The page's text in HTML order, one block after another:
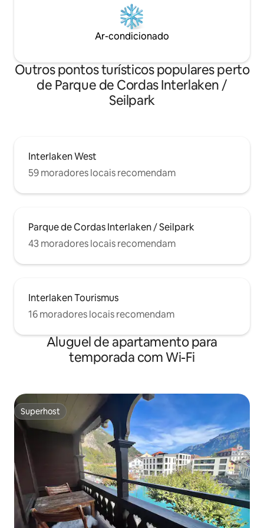
Ar-condicionado
Outros pontos turísticos populares perto
de Parque de Cordas Interlaken /
Seilpark
Interlaken West
59 moradores locais recomendam
Parque de Cordas Interlaken / Seilpark
43 moradores locais recomendam
Interlaken Tourismus
16 moradores locais recomendam
Aluguel de apartamento para
temporada com Wi-Fi
Superhost
Superhost